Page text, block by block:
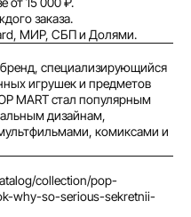
заказа.
МИР, СБП и Долями.
специализирующийся
игрушек и предметов
MART стал популярным
дизайнам,
комиксами и
collection/pop-
why-so-serious-sekretnii-